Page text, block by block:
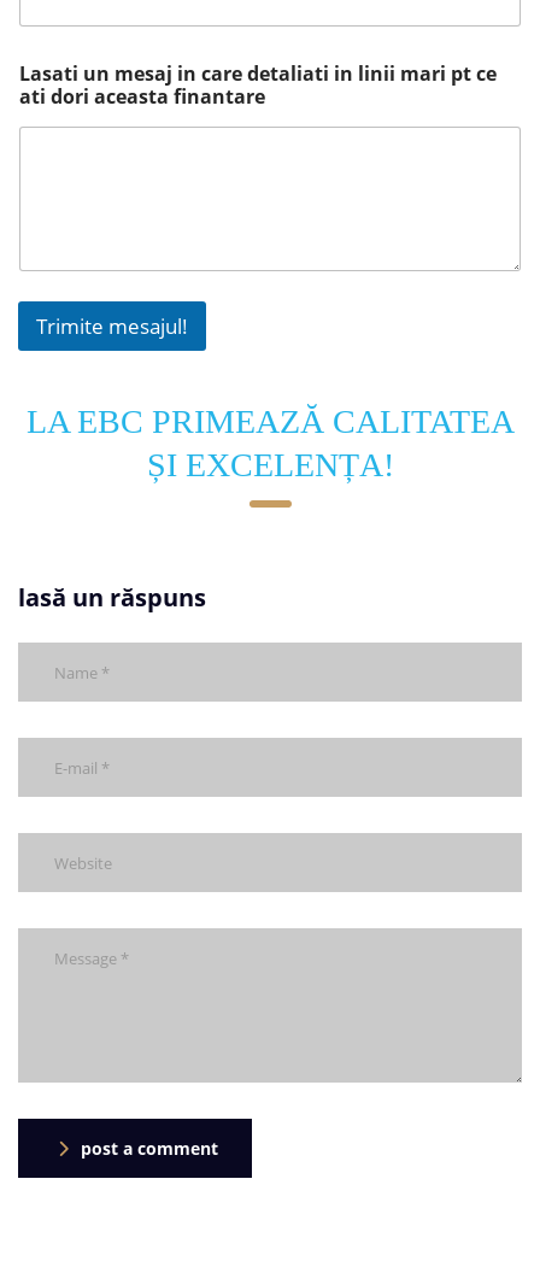
Lasati un mesaj in care detaliati in linii mari pt ce
ati dori aceasta finantare
Trimite mesajul!
LA EBC PRIMEAZĂ CALITATEA
ȘI EXCELENȚA!
lasă un răspuns
post a comment